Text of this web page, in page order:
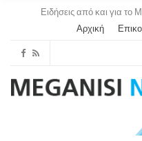
Ειδήσεις από και για το
Αρχική